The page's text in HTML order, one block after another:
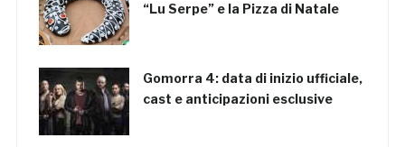
“Lu Serpe” e la Pizza di Natale
Gomorra 4: data di inizio ufficiale,
cast e anticipazioni esclusive